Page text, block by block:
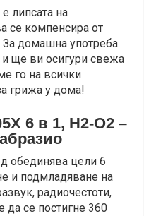
липсата на
се компенсира от
домашна употреба
и ще ви осигури свежа
го на всички
грижа у дома!
6 в 1, H2-O2 –
обединява цели 6
и подмладяване на
радиочестоти,
да се постигне 360